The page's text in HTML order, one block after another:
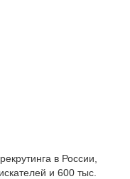
в России,
и 600 тыс.